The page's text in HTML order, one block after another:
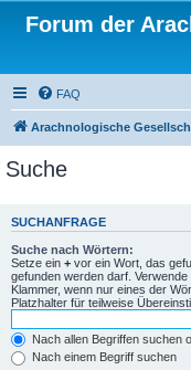
Forum der
FAQ
Arachnologische
Suche
SUCHANFRAGE
Suche nach Wörtern:
Setze ein + vor ein Wort, das
gefunden werden darf.
Klammer, wenn nur eines der
Platzhalter für teilweise
Nach allen Begriffen suchen
Nach einem Begriff suchen